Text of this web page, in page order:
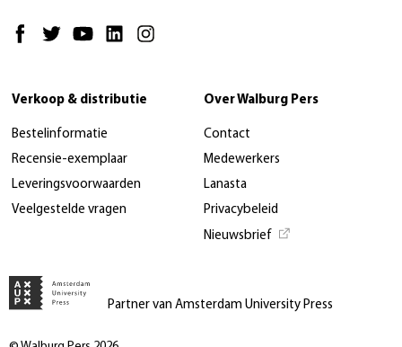
Verkoop & distributie
Bestelinformatie
Recensie-exemplaar
Leveringsvoorwaarden
Veelgestelde vragen
Over Walburg Pers
Contact
Medewerkers
Lanasta
Privacybeleid
Nieuwsbrief
Partner van Amsterdam University Press